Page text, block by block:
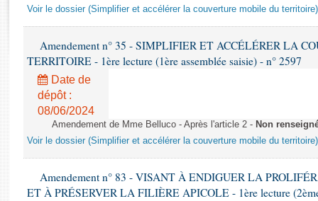
Dossiers législatifs
Budget et sécurité sociale
Comptes rendus des débats
Voir le dossier (Simplifier et accélérer la couverture mobile du territoire)
Amendement n° 35 - SIMPLIFIER ET ACCÉLÉRER LA
TERRITOIRE - 1ère lecture (1ère assemblée saisie) - n° 2597
Date de
dépôt :
08/06/2024
Amendement de Mme Belluco - Après l'article 2 - Non
Voir le dossier (Simplifier et accélérer la couverture mobile du territoire)
Amendement n° 83 - VISANT À ENDIGUER LA
ET À PRÉSERVER LA FILIÈRE APICOLE - 1ère lecture